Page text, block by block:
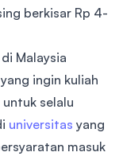
berkisar Rp 4-
Malaysia
ingin kuliah
selalu
universitas yang
masuk